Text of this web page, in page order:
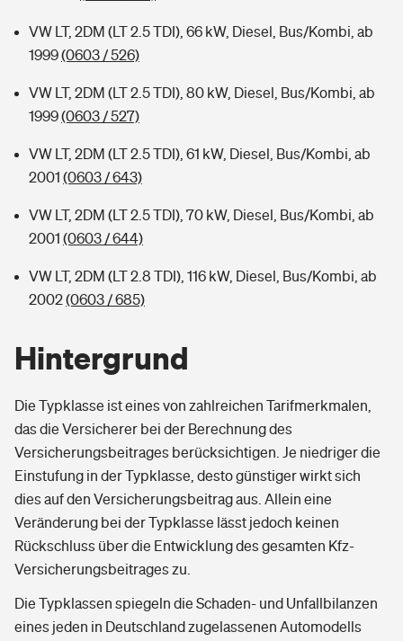
VW LT, 2DM (LT 2.5 TDI), 66 kW, Diesel, Bus/Kombi, ab
1999(0603 / 526)
VW LT, 2DM (LT 2.5 TDI), 80 kW, Diesel, Bus/Kombi, ab
1999(0603 / 527)
VW LT, 2DM (LT 2.5 TDI), 61 kW, Diesel, Bus/Kombi, ab
2001 (0603 / 643)
VW LT, 2DM (LT 2.5 TDI), 70 kW, Diesel, Bus/Kombi, ab
2001 (0603 / 644)
VW LT, 2DM (LT 2.8 TDI), 116 kW, Diesel, Bus/Kombi, ab
2002(0603 / 685)
Hintergrund
Die Typklasse ist eines von zahlreichen Tarifmerkmalen,
das die Versicherer bei der Berechnung des
Versicherungsbeitrages berücksichtigen. Je niedriger die
Einstufung in der Typklasse, desto günstiger wirkt sich
dies auf den Versicherungsbeitrag aus. Allein eine
Veränderung bei der Typklasse lässt jedoch keinen
Rückschluss über die Entwicklung des gesamten Kfz-
Versicherungsbeitrages zu.
Die Typklassen spiegeln die Schaden- und Unfallbilanzen
eines jeden in Deutschland zugelassenen Automodells